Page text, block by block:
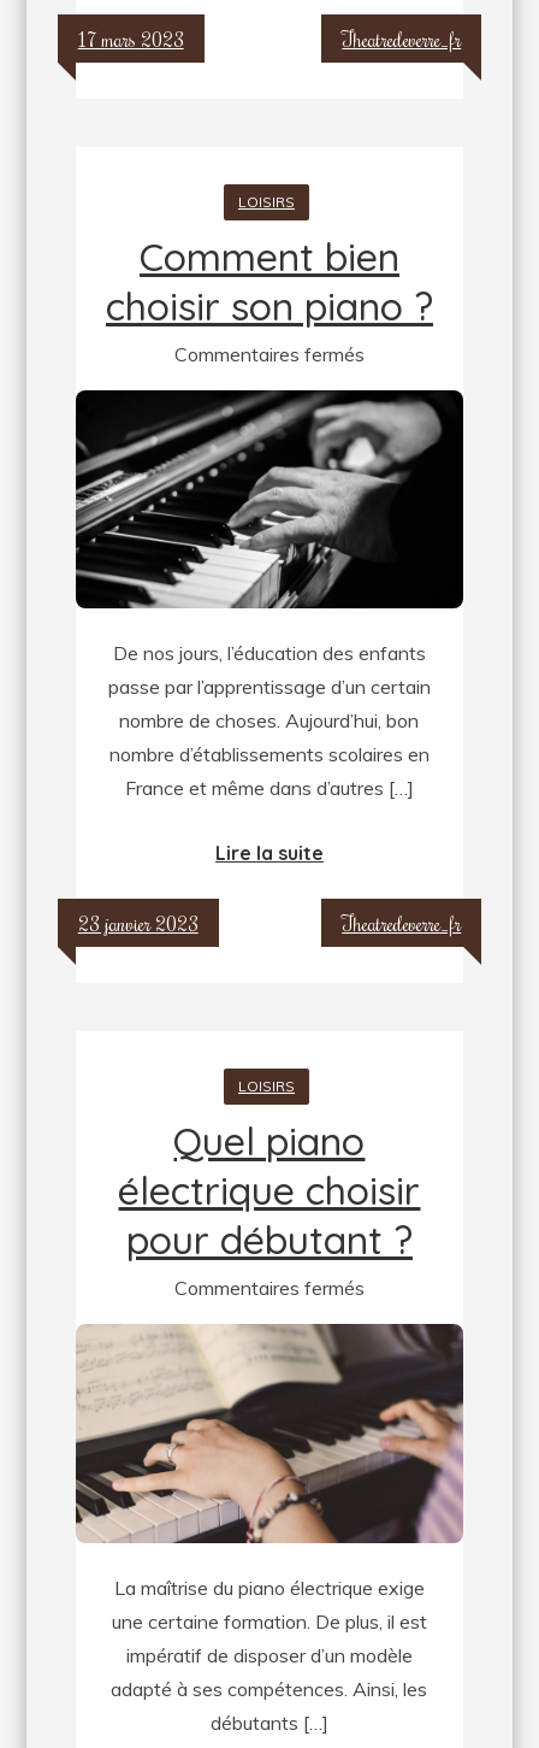
17 mars 2023 Theatredeverre_fr
LOISIRS
Comment bien
choisir son piano ?
Commentaires ferméssur
Comment
bien
choisir
son
?
De nos jours, l’éducation des enfants
passe par l’apprentissage d’un certain
nombre de choses. Aujourd’hui, bon
nombre d’établissements scolaires en
France et même dans d’autres […]
Lire la suite
23 janvier 2023 Theatredeverre_fr
LOISIRS
Quel piano
électrique choisir
pour débutant ?
Commentaires ferméssur
Quel
piano
choisir
pour
débutant
La maîtrise du piano électrique exige
une certaine formation. De plus, il est
impératif de disposer d’un modèle
adapté à ses compétences. Ainsi, les
débutants […]